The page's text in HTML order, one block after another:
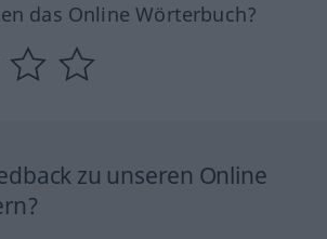
das Online Wörterbuch?
zu unseren Online